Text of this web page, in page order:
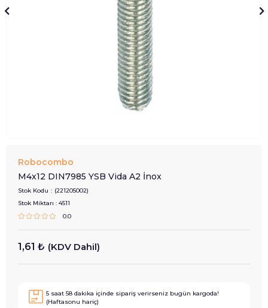
Robocombo
M4x12 DIN7985 YSB Vida A2 İnox
Stok Kodu
(221205002)
Stok Miktarı : 4511
0.0
1,61 ₺ (KDV Dahil)
5 saat 57 dakika içinde sipariş verirseniz bugün kargoda!
(Haftasonu hariç)